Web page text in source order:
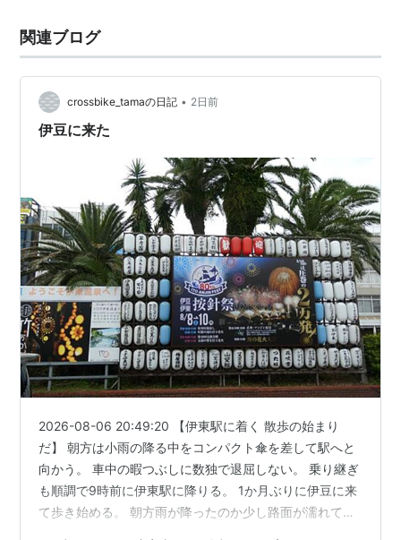
関連ブログ
crossbike_tamaの日記 • 2日前
伊豆に来た
2026-08-06 20:49:20 【伊東駅に着く 散歩の始まり
だ】 朝方は小雨の降る中をコンパクト傘を差して駅へと
向かう。 車中の暇つぶしに数独で退屈しない。 乗り継ぎ
も順調で9時前に伊東駅に降りる。 1か月ぶりに伊豆に来
て歩き始める。 朝方雨が降ったのか少し路面が濡れてい